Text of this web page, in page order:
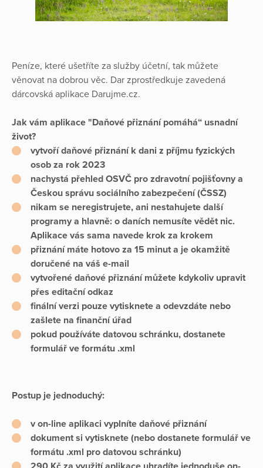
Peníze, které ušetříte za služby účetní, tak můžete
věnovat na dobrou věc. Dar zprostředkuje zavedená
dárcovská aplikace Darujme.cz.
Jak vám aplikace "Daňové přiznání pomáhá“ usnadní
život?
vytvoří daňové přiznání k dani z příjmu fyzických
osob za rok 2023
nachystá přehled OSVČ pro zdravotní pojišťovny a
Českou správu sociálního zabezpečení (ČSSZ)
nikam se neregistrujete, ani nestahujete další
programy a hlavně: o daních nemusíte vědět nic.
Aplikace vás sama navede krok za krokem
přiznání máte hotovo za 15 minut a je okamžitě
doručené na váš e-mail
vytvořené daňové přiznání můžete kdykoliv upravit
přes editační odkaz
finální verzi pouze vytisknete a odevzdáte nebo
zašlete na finanční úřad
pokud používáte datovou schránku, dostanete
formulář ve formátu .xml
Postup je jednoduchý:
v on-line aplikaci vyplníte daňové přiznání
dokument si vytisknete (nebo dostanete formulář ve
formátu .xml pro datovou schránku)